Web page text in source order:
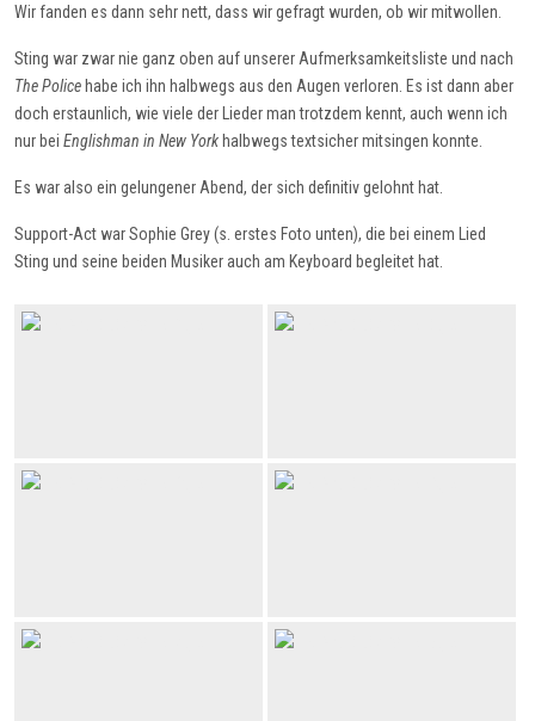
Wir fanden es dann sehr nett, dass wir gefragt wurden, ob wir mitwollen.
Sting war zwar nie ganz oben auf unserer Aufmerksamkeitsliste und nach
The Police habe ich ihn halbwegs aus den Augen verloren. Es ist dann aber
doch erstaunlich, wie viele der Lieder man trotzdem kennt, auch wenn ich
nur bei Englishman in New York halbwegs textsicher mitsingen konnte.
Es war also ein gelungener Abend, der sich definitiv gelohnt hat.
Support-Act war Sophie Grey (s. erstes Foto unten), die bei einem Lied
Sting und seine beiden Musiker auch am Keyboard begleitet hat.